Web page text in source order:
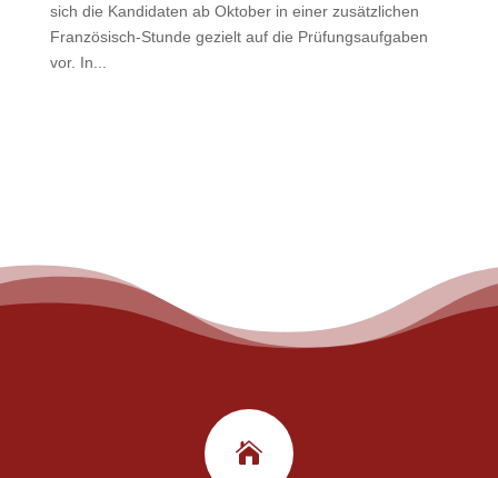
sich die Kandidaten ab Oktober in einer zusätzlichen
Französisch-Stunde gezielt auf die Prüfungsaufgaben
vor. In...
